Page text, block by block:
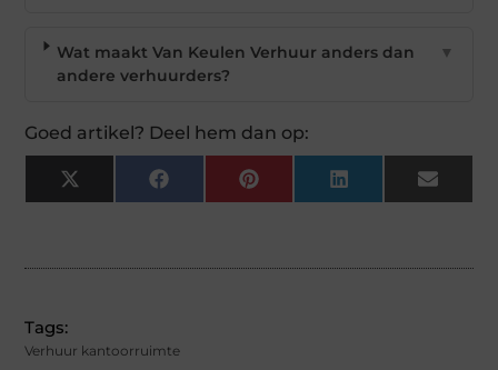
Wat maakt Van Keulen Verhuur anders dan
andere verhuurders?
▼
Goed artikel? Deel hem dan op:
X
(Twitter)
Facebook Pinterest LinkedIn Email
Tags:
Verhuur kantoorruimte